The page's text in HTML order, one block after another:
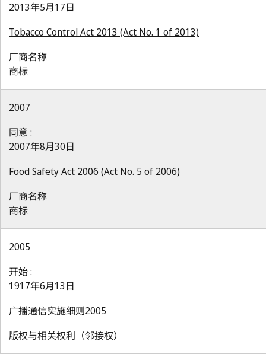
2013年5月17日
Tobacco Control Act 2013 (Act No. 1 of 2013)
厂商名称
商标
2007
同意 :
2007年8月30日
Food Safety Act 2006 (Act No. 5 of 2006)
厂商名称
商标
2005
开始 :
1917年6月13日
广播通信实施细则2005
版权与相关权利（邻接权）